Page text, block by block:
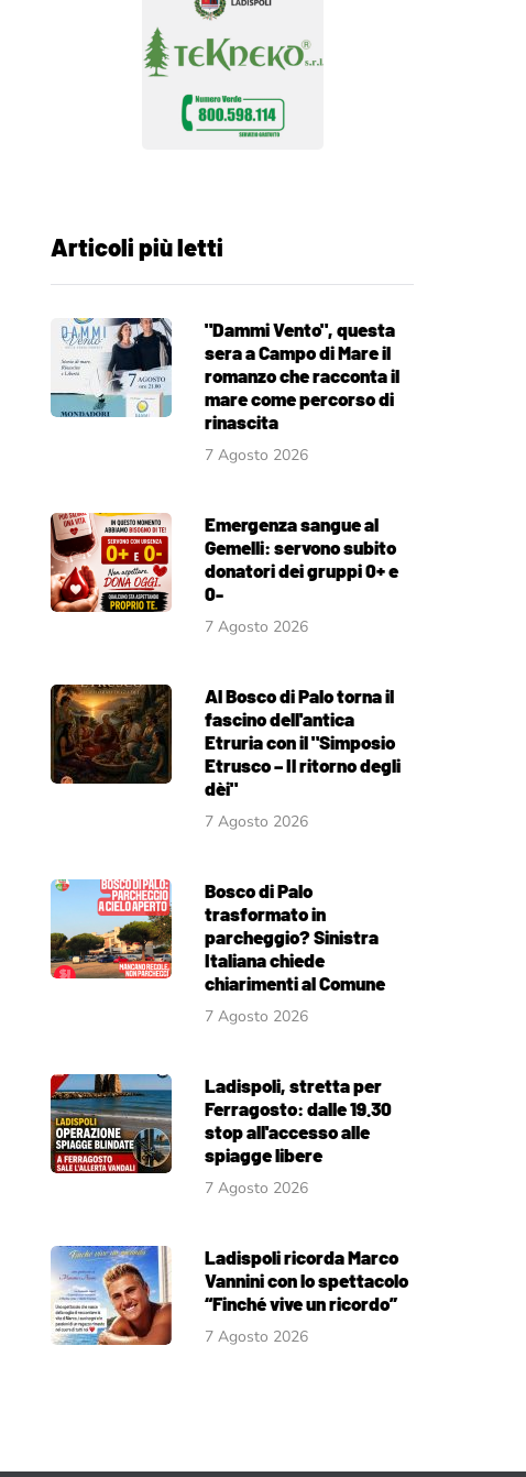
Articoli più letti
"Dammi Vento", questa
sera a Campo di Mare il
romanzo che racconta il
mare come percorso di
rinascita
7 Agosto 2026
Emergenza sangue al
Gemelli: servono subito
donatori dei gruppi 0+ e
0-
7 Agosto 2026
Al Bosco di Palo torna il
fascino dell'antica
Etruria con il "Simposio
Etrusco – Il ritorno degli
dèi"
7 Agosto 2026
Bosco di Palo
trasformato in
parcheggio? Sinistra
Italiana chiede
chiarimenti al Comune
7 Agosto 2026
Ladispoli, stretta per
Ferragosto: dalle 19.30
stop all'accesso alle
spiagge libere
7 Agosto 2026
Ladispoli ricorda Marco
Vannini con lo spettacolo
“Finché vive un ricordo”
7 Agosto 2026